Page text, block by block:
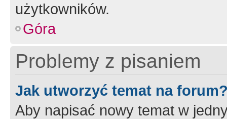
użytkowników.
Góra
Problemy z pisaniem
Jak utworzyć temat na
Aby napisać nowy temat w